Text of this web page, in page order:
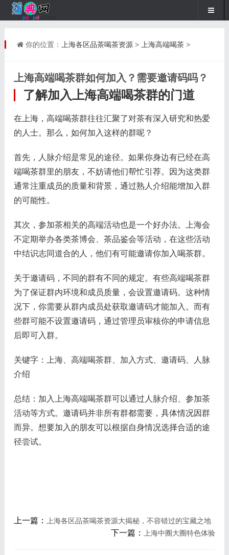
你的位置： 上海各区品茶喝茶资源> 上海高端喝茶>
上海高端喝茶群如何加入？需要邀请码吗？
了解加入上海高端喝茶群的门道
在上海，高端喝茶群往往汇聚了对茶有深入研究和热爱
的人士。那么，如何加入这样的群呢？
首先，人脉介绍是常见的途径。如果你身边有已经在高
端喝茶群里的朋友，不妨请他们帮忙引荐。因为这类群
通常注重成员的质量和背景，通过熟人介绍能增加入群
的可能性。
其次，参加茶相关的高端活动也是一个好办法。上海会
不定期举办各类茶博会、茶品鉴会等活动，在这些活动
中结识志同道合的人，他们有可能邀请你加入喝茶群。
关于邀请码，不同的群有不同的规定。有些高端喝茶群
为了保证群内环境和成员质量，会设置邀请码。这种情
况下，你需要从群内成员处获取邀请码才能加入。而有
些群可能不设置邀请码，通过管理员审核你的申请信息
后即可入群。
关键字：上海、高端喝茶群、加入方式、邀请码、人脉
介绍
总结：加入上海高端喝茶群可以通过人脉介绍、参加茶
活动等方式。邀请码并非所有群都需要，具体情况因群
而异。想要加入的朋友可以根据自身情况选择合适的途
径尝试。
上一篇： 上海各区品茶喝茶资源大揭秘，不容错过的宝藏之地
下一篇： 上海中圈大圈特色体验